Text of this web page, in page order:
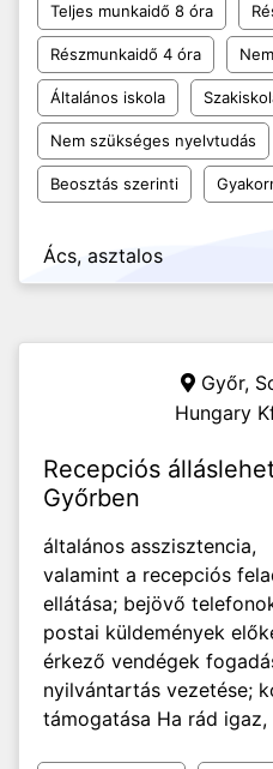
Teljes munkaidő 8 óra
Részmunkaidő 4 óra
Általános iskola
Nem szükséges nyelvtudás
Beosztás szerinti
Ács, asztalos
Győr,
Hungary
Recepciós
Győrben
általános asszisztencia,
valamint a recepciós
ellátása; bejövő
postai küldemények
érkező vendégek
nyilvántartás vezetése;
támogatása Ha rád